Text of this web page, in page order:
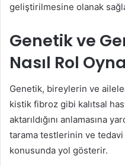
geliştirilmesine olanak
Genetik ve
Nasıl Rol
Genetik, bireylerin ve
kistik fibroz gibi kalıtsal
aktarıldığını anlamasına
tarama testlerinin ve
konusunda yol gösterir.